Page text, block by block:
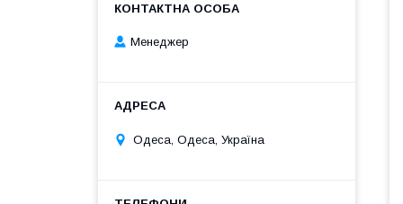
Менеджер
Одеса, Одеса, Україна